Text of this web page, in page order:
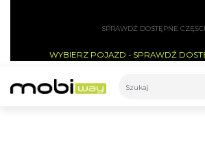
SPRAWDŹ DOSTĘPNE CZĘŚCI
WYBIERZ POJAZD - SPRAWDŹ
CATEGORIES